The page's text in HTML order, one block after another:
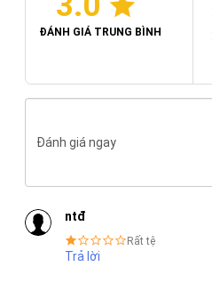
ĐÁNH GIÁ TRUNG BÌNH
Đánh giá ngay
ntđ
Rất tệ
Trả lời